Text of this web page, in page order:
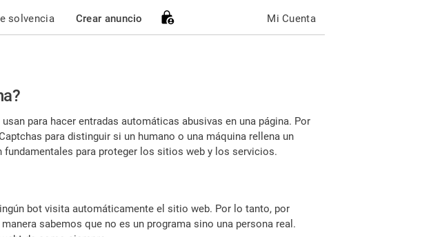
solvencia Crear anuncio Mi Cuenta
para hacer entradas automáticas abusivas en una página. Por
para distinguir si un humano o una máquina rellena un
para proteger los sitios web y los servicios.
bot visita automáticamente el sitio web. Por lo tanto, por
sabemos que no es un programa sino una persona real.